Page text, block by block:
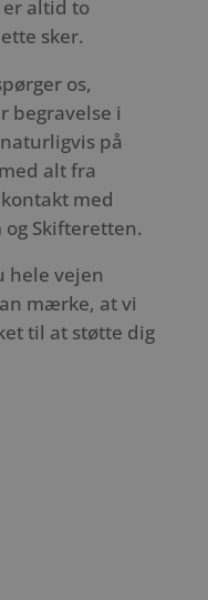
altid to
sker.
os,
begravelse i
på
alt fra
med
Skifteretten.
hele vejen
mærke, at vi
til at støtte dig